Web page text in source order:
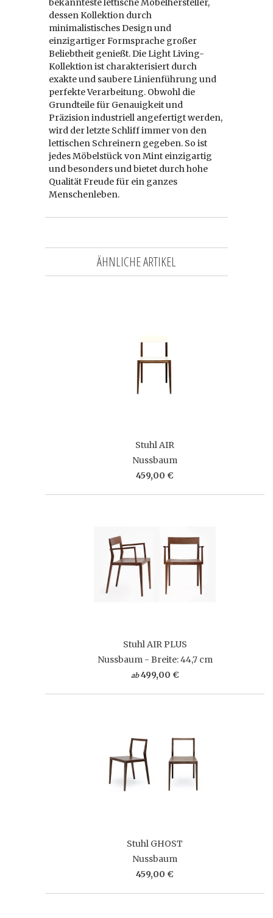
bekannteste lettische Möbelhersteller,
dessen Kollektion durch
minimalistisches Design und
einzigartiger Formsprache großer
Beliebtheit genießt. Die Light Living-
Kollektion ist charakterisiert durch
exakte und saubere Linienführung und
perfekte Verarbeitung. Obwohl die
Grundteile für Genauigkeit und
Präzision industriell angefertigt werden,
wird der letzte Schliff immer von den
lettischen Schreinern gegeben. So ist
jedes Möbelstück von Mint einzigartig
und besonders und bietet durch hohe
Qualität Freude für ein ganzes
Menschenleben.
ÄHNLICHE ARTIKEL
Stuhl AIR
Nussbaum
459,00 €
Stuhl AIR PLUS
Nussbaum - Breite: 44,7 cm
ab 499,00 €
Stuhl GHOST
Nussbaum
459,00 €